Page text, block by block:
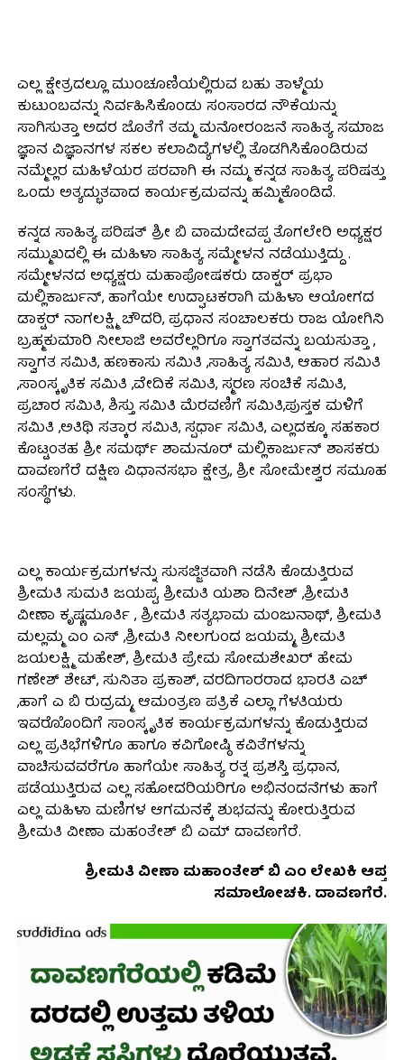
ಎಲ್ಲ ಕ್ಷೇತ್ರದಲ್ಲೂ ಮುಂಚೂಣಿಯಲ್ಲಿರುವ ಬಹು ತಾಳ್ಮೆಯ
ಕುಟುಂಬವನ್ನು ನಿರ್ವಹಿಸಿಕೊಂಡು ಸಂಸಾರದ ನೌಕೆಯನ್ನು
ಸಾಗಿಸುತ್ತಾ ಅದರ ಜೊತೆಗೆ ತಮ್ಮ ಮನೋರಂಜನೆ ಸಾಹಿತ್ಯ ಸಮಾಜ
ಜ್ಞಾನ ವಿಜ್ಞಾನಗಳ ಸಕಲ ಕಲಾವಿದ್ಯೆಗಳಲ್ಲಿ ತೊಡಗಿಸಿಕೊಂಡಿರುವ
ನಮ್ಮೆಲ್ಲರ ಮಹಿಳೆಯರ ಪರವಾಗಿ ಈ ನಮ್ಮ ಕನ್ನಡ ಸಾಹಿತ್ಯ ಪರಿಷತ್ತು
ಒಂದು ಅತ್ಯದ್ಭುತವಾದ ಕಾರ್ಯಕ್ರಮವನ್ನು ಹಮ್ಮಿಕೊಂಡಿದೆ.
ಕನ್ನಡ ಸಾಹಿತ್ಯ ಪರಿಷತ್ ಶ್ರೀ ಬಿ ವಾಮದೇವಪ್ಪ ತೊಗಲೇರಿ ಅಧ್ಯಕ್ಷರ
ಸಮ್ಮುಖದಲ್ಲಿ ಈ ಮಹಿಳಾ ಸಾಹಿತ್ಯ ಸಮ್ಮೇಳನ ನಡೆಯುತ್ತಿದ್ದು .
ಸಮ್ಮೇಳನದ ಅಧ್ಯಕ್ಷರು ಮಹಾಪೋಷಕರು ಡಾಕ್ಟರ್ ಪ್ರಭಾ
ಮಲ್ಲಿಕಾರ್ಜುನ್, ಹಾಗೆಯೇ ಉದ್ಘಾಟಕರಾಗಿ ಮಹಿಳಾ ಆಯೋಗದ
ಡಾಕ್ಟರ್ ನಾಗಲಕ್ಷ್ಮಿ ಚೌದರಿ, ಪ್ರಧಾನ ಸಂಚಾಲಕರು ರಾಜ ಯೋಗಿನಿ
ಬ್ರಹ್ಮಕುಮಾರಿ ನೀಲಾಜಿ ಅವರೆಲ್ಲರಿಗೂ ಸ್ವಾಗತವನ್ನು ಬಯಸುತ್ತಾ ,
ಸ್ವಾಗತ ಸಮಿತಿ, ಹಣಕಾಸು ಸಮಿತಿ ,ಸಾಹಿತ್ಯ ಸಮಿತಿ, ಆಹಾರ ಸಮಿತಿ
,ಸಾಂಸ್ಕೃತಿಕ ಸಮಿತಿ ,ವೇದಿಕೆ ಸಮಿತಿ, ಸ್ಮರಣ ಸಂಚಿಕೆ ಸಮಿತಿ,
ಪ್ರಚಾರ ಸಮಿತಿ, ಶಿಸ್ತು ಸಮಿತಿ ಮೆರವಣಿಗೆ ಸಮಿತಿ,ಪುಸ್ತಕ ಮಳಿಗೆ
ಸಮಿತಿ ,ಅತಿಥಿ ಸತ್ಕಾರ ಸಮಿತಿ, ಸ್ಪರ್ಧಾ ಸಮಿತಿ, ಎಲ್ಲದಕ್ಕೂ ಸಹಕಾರ
ಕೊಟ್ಟಂತಹ ಶ್ರೀ ಸಮರ್ಥ್ ಶಾಮನೂರ್ ಮಲ್ಲಿಕಾರ್ಜುನ್ ಶಾಸಕರು
ದಾವಣಗೆರೆ ದಕ್ಷಿಣ ವಿಧಾನಸಭಾ ಕ್ಷೇತ್ರ, ಶ್ರೀ ಸೋಮೇಶ್ವರ ಸಮೂಹ
ಸಂಸ್ಥೆಗಳು.
ಎಲ್ಲ ಕಾರ್ಯಕ್ರಮಗಳನ್ನು ಸುಸಜ್ಜಿತವಾಗಿ ನಡೆಸಿ ಕೊಡುತ್ತಿರುವ
ಶ್ರೀಮತಿ ಸುಮತಿ ಜಯಪ್ಪ, ಶ್ರೀಮತಿ ಯಶಾ ದಿನೇಶ್ ,ಶ್ರೀಮತಿ
ವೀಣಾ ಕೃಷ್ಣಮೂರ್ತಿ , ಶ್ರೀಮತಿ ಸತ್ಯಭಾಮ ಮಂಜುನಾಥ್, ಶ್ರೀಮತಿ
ಮಲ್ಲಮ್ಮ ಎಂ ಎಸ್ ,ಶ್ರೀಮತಿ ನೀಲಗುಂದ ಜಯಮ್ಮ, ಶ್ರೀಮತಿ
ಜಯಲಕ್ಷ್ಮಿ ಮಹೇಶ್, ಶ್ರೀಮತಿ ಪ್ರೇಮ ಸೋಮಶೇಖರ್ ಹೇಮ
ಗಣೇಶ್ ಶೇಟ್, ಸುನಿತಾ ಪ್ರಕಾಶ್, ವರದಿಗಾರರಾದ ಭಾರತಿ ಎಚ್
,ಹಾಗೆ ಎ ಬಿ ರುದ್ರಮ್ಮ, ಆಮಂತ್ರಣ ಪತ್ರಿಕೆ ಎಲ್ಲಾ ಗೆಳತಿಯರು
ಇವರೊೊಂದಿಗೆ ಸಾಂಸ್ಕೃತಿಕ ಕಾರ್ಯಕ್ರಮಗಳನ್ನು ಕೊಡುತ್ತಿರುವ
ಎಲ್ಲ ಪ್ರತಿಭೆಗಳಿಗೂ ಹಾಗೂ ಕವಿಗೋಷ್ಠಿ ಕವಿತೆಗಳನ್ನು
ವಾಚಿಸುವವರೆಗೂ ಹಾಗೆಯೇ ಸಾಹಿತ್ಯ ರತ್ನ ಪ್ರಶಸ್ತಿ ಪ್ರಧಾನ,
ಪಡೆಯುತ್ತಿರುವ ಎಲ್ಲ ಸಹೋದರಿಯರಿಗೂ ಅಭಿನಂದನೆಗಳು ಹಾಗೆ
ಎಲ್ಲ ಮಹಿಳಾ ಮಣಿಗಳ ಆಗಮನಕ್ಕೆ ಶುಭವನ್ನು ಕೋರುತ್ತಿರುವ
ಶ್ರೀಮತಿ ವೀಣಾ ಮಹಂತೇಶ್ ಬಿ ಎಮ್ ದಾವಣಗೆರೆ.
ಶ್ರೀಮತಿ ವೀಣಾ ಮಹಾಂತೇಶ್ ಬಿ ಎಂ ಲೇಖಕಿ ಆಪ್ತ
ಸಮಾಲೋಚಕಿ. ದಾವಣಗೆರೆ.